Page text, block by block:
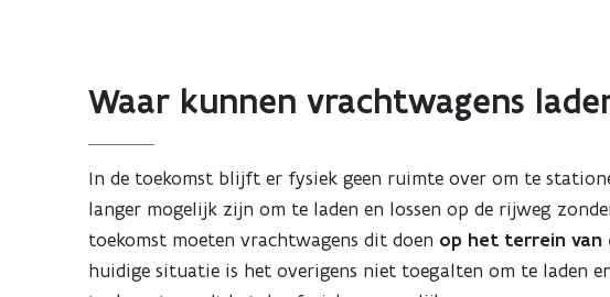
Waar kunnen vrachtwagens
In de toekomst blijft er fysiek geen ruimte over om te
langer mogelijk zijn om te laden en lossen op de rijweg
toekomst moeten vrachtwagens dit doen op het terrein van
huidige situatie is het overigens niet toegalten om te laden